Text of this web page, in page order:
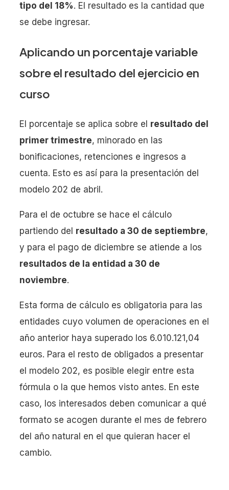
tipo del 18%. El resultado es la cantidad que
se debe ingresar.
Aplicando un porcentaje variable
sobre el resultado del ejercicio en
curso
El porcentaje se aplica sobre el resultado del
primer trimestre, minorado en las
bonificaciones, retenciones e ingresos a
cuenta. Esto es así para la presentación del
modelo 202 de abril.
Para el de octubre se hace el cálculo
partiendo del resultado a 30 de septiembre,
y para el pago de diciembre se atiende a los
resultados de la entidad a 30 de
noviembre.
Esta forma de cálculo es obligatoria para las
entidades cuyo volumen de operaciones en el
año anterior haya superado los 6.010.121,04
euros. Para el resto de obligados a presentar
el modelo 202, es posible elegir entre esta
fórmula o la que hemos visto antes. En este
caso, los interesados deben comunicar a qué
formato se acogen durante el mes de febrero
del año natural en el que quieran hacer el
cambio.